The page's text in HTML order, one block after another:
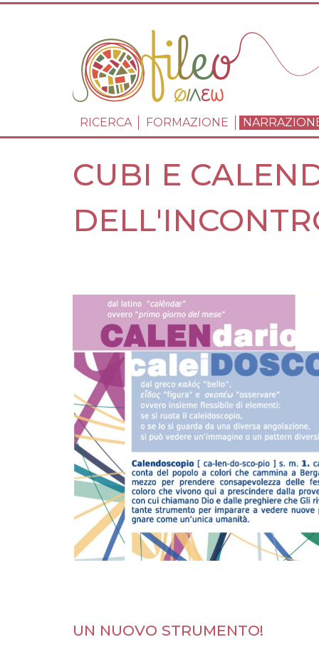
NAVIGAZIONE
RICERCA FORMAZIONE
CUBI E
UN NUOVO STRUMENTO!